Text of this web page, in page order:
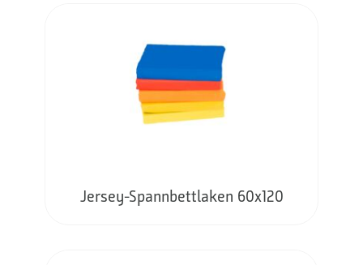
Jersey-Spannbettlaken 60x120